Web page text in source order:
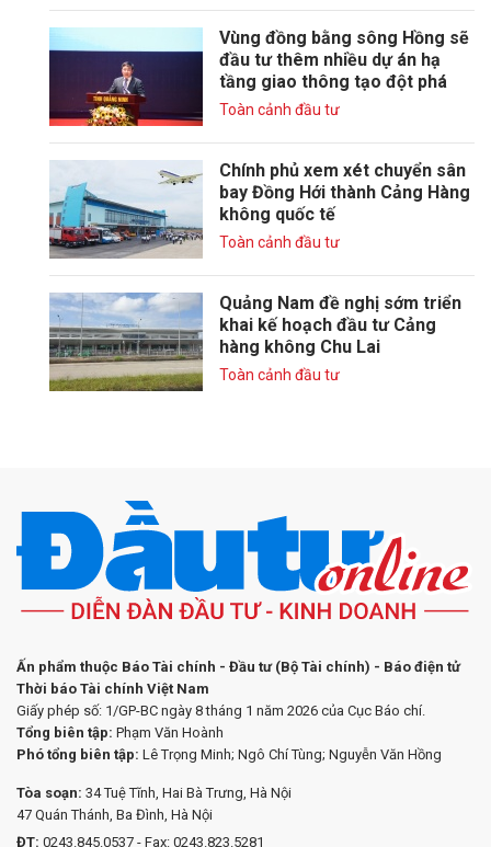
Vùng đồng bằng sông Hồng sẽ
đầu tư thêm nhiều dự án hạ
tầng giao thông tạo đột phá
Toàn cảnh đầu tư
Chính phủ xem xét chuyển sân
bay Đồng Hới thành Cảng Hàng
không quốc tế
Toàn cảnh đầu tư
Quảng Nam đề nghị sớm triển
khai kế hoạch đầu tư Cảng
hàng không Chu Lai
Toàn cảnh đầu tư
Ấn phẩm thuộc Báo Tài chính - Đầu tư (Bộ Tài chính) - Báo điện tử
Thời báo Tài chính Việt Nam
Giấy phép số: 1/GP-BC ngày 8 tháng 1 năm 2026 của Cục Báo chí.
Tổng biên tập: Phạm Văn Hoành
Phó tổng biên tập: Lê Trọng Minh; Ngô Chí Tùng; Nguyễn Văn Hồng
Tòa soạn: 34 Tuệ Tĩnh, Hai Bà Trưng, Hà Nội
47 Quán Thánh, Ba Đình, Hà Nội
ĐT: 0243.845.0537 - Fax: 0243.823.5281